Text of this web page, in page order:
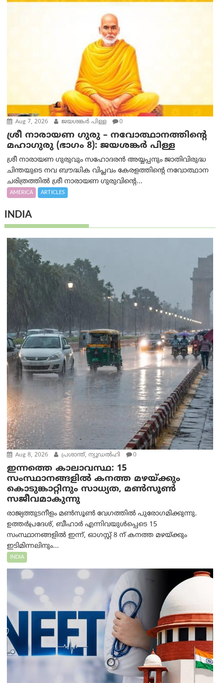
Aug 7, 2026 ജയശങ്കര്‍ പിള്ള 0
ശ്രീ നാരായണ ഗുരു – നവോത്ഥാനത്തിന്റെ
മഹാഗുരു (ഭാഗം 8): ജയശങ്കര്‍ പിള്ള
ശ്രീ നാരായണ ഗുരുവും സഹോദരൻ അയ്യപ്പനും ജാതിവിരുദ്ധ
ചിന്തയുടെ നവ ബൗദ്ധിക വിപ്ലവം കേരളത്തിന്റെ നവോത്ഥാന
ചരിത്രത്തിൽ ശ്രീ നാരായണ ഗുരുവിന്റെ...
AMERICA ARTICLES
INDIA
Aug 8, 2026 പ്രശാന്ത്, ന്യൂഡല്‍ഹി 0
ഇന്നത്തെ കാലാവസ്ഥ: 15
സംസ്ഥാനങ്ങളിൽ കനത്ത മഴയ്ക്കും
കൊടുങ്കാറ്റിനും സാധ്യത, മൺസൂൺ
സജീവമാകുന്നു
രാജ്യത്തുടനീളം മൺസൂൺ വേഗത്തിൽ പുരോഗമിക്കുന്നു.
ഉത്തർപ്രദേശ്, ബീഹാർ എന്നിവയുൾപ്പെടെ 15
സംസ്ഥാനങ്ങളിൽ ഇന്ന്, ഓഗസ്റ്റ് 8 ന് കനത്ത മഴയ്ക്കും
ഇടിമിന്നലിനും...
INDIA